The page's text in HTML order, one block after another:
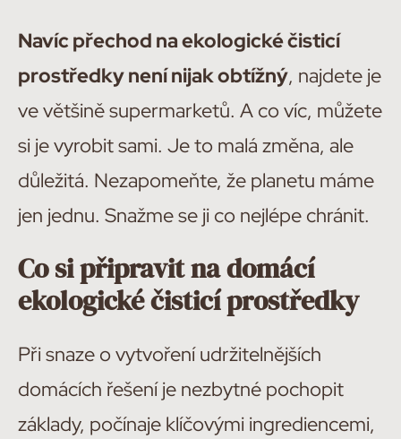
Navíc přechod na ekologické čisticí
prostředky není nijak obtížný, najdete je
ve většině supermarketů. A co víc, můžete
si je vyrobit sami. Je to malá změna, ale
důležitá. Nezapomeňte, že planetu máme
jen jednu. Snažme se ji co nejlépe chránit.
Co si připravit na domácí
ekologické čisticí prostředky
Při snaze o vytvoření udržitelnějších
domácích řešení je nezbytné pochopit
základy, počínaje klíčovými ingrediencemi,